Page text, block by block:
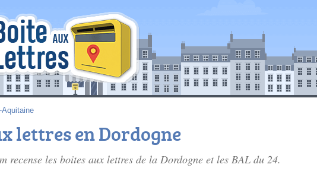
Aquitaine
lettres en Dordogne
recense les boites aux lettres de la Dordogne et les BAL du 24.